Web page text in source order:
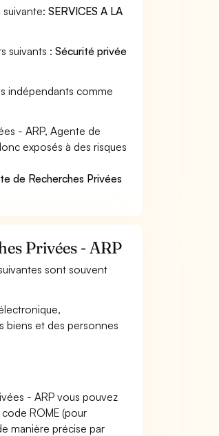
suivante:SERVICES A LA
suivants :Sécurité privée
indépendants comme
- ARP, Agente de
exposés à des risques
de Recherches Privées
Privées - ARP
sont souvent
biens et des personnes
- ARP vous pouvez
code ROME (pour
manière précise par